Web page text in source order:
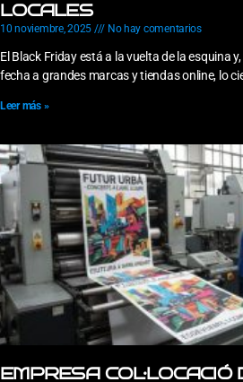
LOCALES
10 noviembre, 2025 No hay comentarios
El Black Friday está a la vuelta de la esquina
fecha a grandes marcas y tiendas online, lo
Leer más »
EMPRESA